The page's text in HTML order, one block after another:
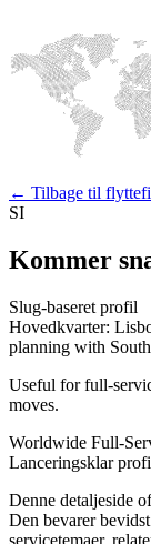
← Tilbage til
SI
Kommer
Slug-baseret profil
Hovedkvarter:
planning with
Useful for full-
moves.
Worldwide Full-
Lanceringsklar
Denne detaljeside
Den bevarer